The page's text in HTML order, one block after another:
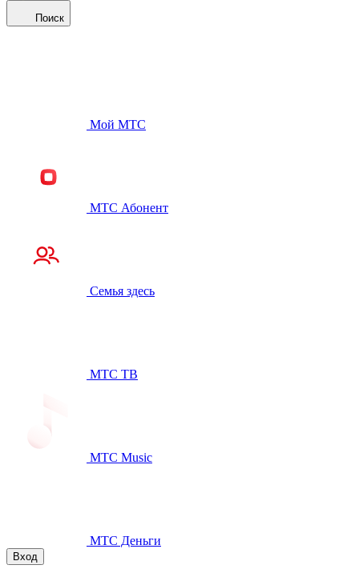
Поиск
Мой МТС
МТС Абонент
Семья здесь
МТС ТВ
МТС Music
МТС Деньги
Вход